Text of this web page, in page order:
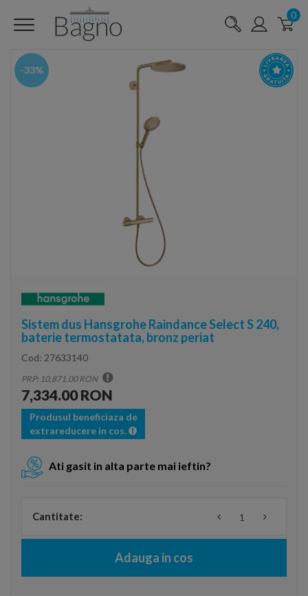
0
-33%
Sistem dus Hansgrohe Raindance Select S 240,
baterie termostatata, bronz periat
Cod: 27633140
PRP: 10,871.00 RON
7,334.00 RON
Produsul beneficiaza de
extrareducere in cos.
Ati gasit in alta parte mai ieftin?
Cantitate:
Adauga in cos